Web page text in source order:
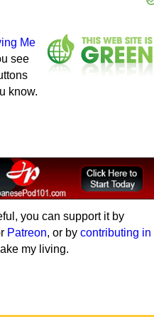
Me
see
know.
you can support it by
Patreon, or by contributing in
my living.